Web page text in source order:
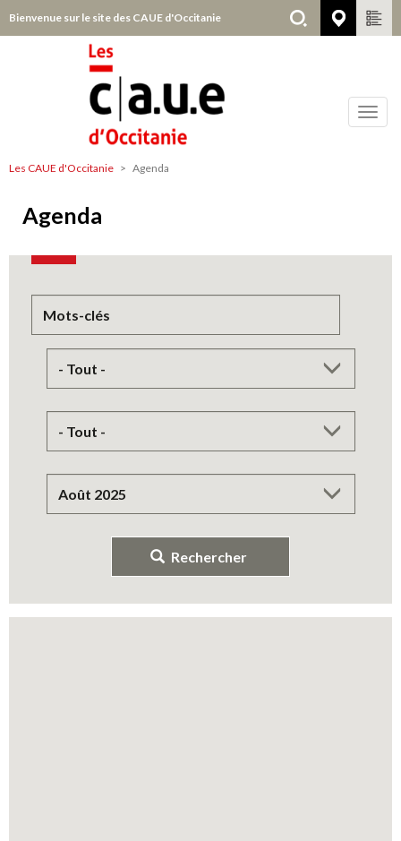
au
Bienvenue sur le site des CAUE d'Occitanie
Les CAUE d'Occitanie Agenda
Agenda
Rechercher